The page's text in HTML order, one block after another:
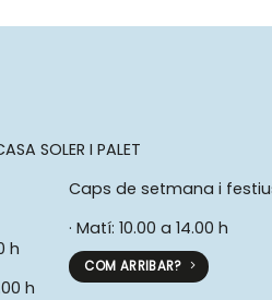
SOLER I PALET
h
h
Caps de setmana i
· Matí: 10.00 a 14.00 h
COM ARRIBAR?